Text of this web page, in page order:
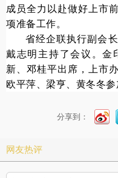
成员全力以赴做好 上市
项准备工作。
省经企联执行副会
戴志明主持了会议。金
新、邓桂平出席，上市
欧平萍、梁亨、黄冬冬参
分享到：
网友热评